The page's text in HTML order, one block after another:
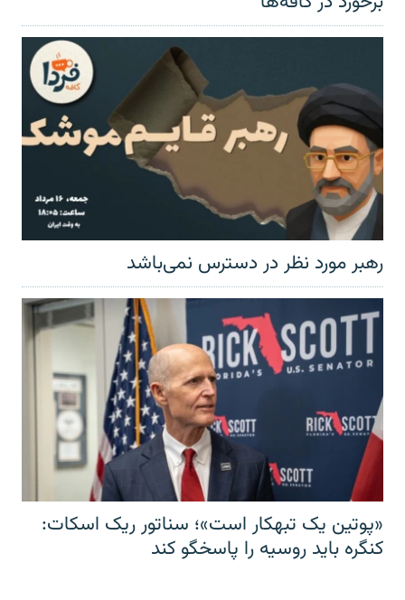
رهبر مورد نظر در دسترس نمی‌باشد
«پوتین یک تبهکار است»؛ سناتور ریک اسکات:
کنگره باید روسیه را پاسخگو کند